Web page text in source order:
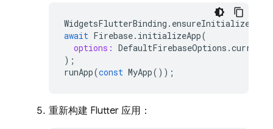
WidgetsFlutterBinding . ensureInitialized
await Firebase. initializeApp(
options: DefaultFirebaseOptions .
);
runApp(const MyApp());
重新构建 Flutter 应用：